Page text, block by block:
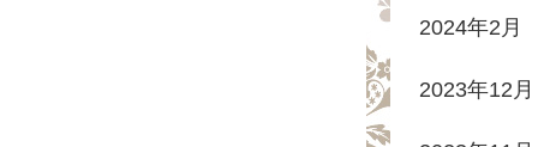
2024年2月
2023年12月